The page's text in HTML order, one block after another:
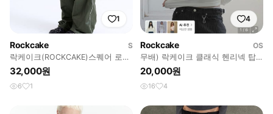
1
Rockcake
S
락케이크(ROCKCAKE)스퀘어 로고
카고 팬츠
32,000원
6 1
4
Rockcake
OS
무배) 락케이크 클래식 헨리넥 탑
화이트
20,000원
16 4